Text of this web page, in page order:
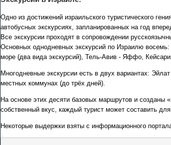
Одно из достижений израильского туристического
автобусных экскурсиях, запланированных на год
Все экскурсии проходят в сопровождении
Основных однодневных экскурсий по Израилю
море (два вида экскурсий), Тель-Авив - Яффо,
Многодневные экскурсии есть в двух вариантах:
местных коммунах (до трёх дней).
На основе этих десяти базовых маршрутов и созданы
собственный вкус, каждый турист может составить
Некоторые выдержки взяты с информационного